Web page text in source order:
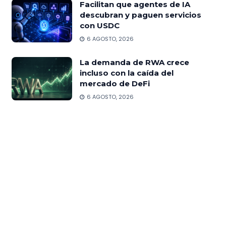
Facilitan que agentes de IA
descubran y paguen servicios
con USDC
6 AGOSTO, 2026
La demanda de RWA crece
incluso con la caída del
mercado de DeFi
6 AGOSTO, 2026